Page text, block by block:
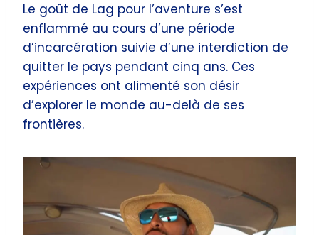
Le goût de Lag pour l’aventure s’est
enflammé au cours d’une période
d’incarcération suivie d’une interdiction de
quitter le pays pendant cinq ans. Ces
expériences ont alimenté son désir
d’explorer le monde au-delà de ses
frontières.